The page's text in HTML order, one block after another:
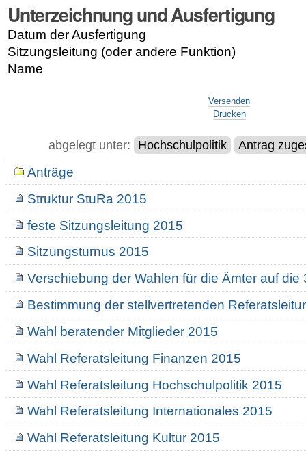
Unterzeichnung und Ausfertigung
Datum der Ausfertigung
Sitzungsleitung (oder andere Funktion)
Name
Versenden
Drucken
abgelegt unter: Hochschulpolitik Antrag
NavigationAnträge
Struktur StuRa 2015
feste Sitzungsleitung 2015
Sitzungsturnus 2015
Verschiebung der Wahlen für die Ämter auf
Bestimmung der stellvertretenden
Wahl beratender Mitglieder 2015
Wahl Referatsleitung Finanzen 2015
Wahl Referatsleitung Hochschulpolitik 2015
Wahl Referatsleitung Internationales 2015
Wahl Referatsleitung Kultur 2015